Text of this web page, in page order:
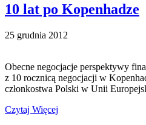
10 lat po Kopenhadze
25 grudnia 2012
Obecne negocjacje perspektywy
z 10 rocznicą negocjacji w
członkostwa Polski w Unii
Czytaj Więcej